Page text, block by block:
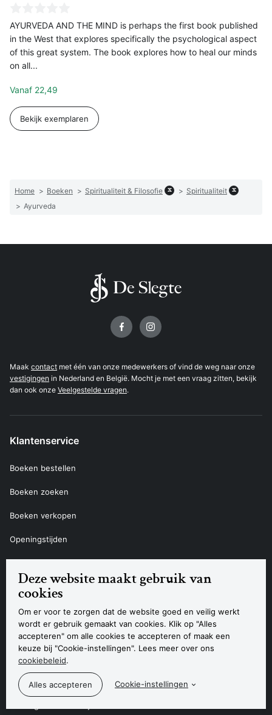
Deze website maakt gebruik van
cookies
Om er voor te zorgen dat de website goed en veilig werkt
wordt er gebruik gemaakt van cookies. Klik op "Alles
accepteren" om alle cookies te accepteren of maak een
keuze bij "Cookie-instellingen". Lees meer over ons
cookiebeleid.
Cookie-instellingen
AYURVEDA AND THE MIND is perhaps the first book published
in the West that explores specifically the psychological aspect
of this great system. The book explores how to heal our minds
on all...
Vanaf 22,49
Bekijk exemplaren
Home > Boeken > Spiritualiteit & Filosofie x > Spiritualiteit x
> Ayurveda
Maak contact met één van onze medewerkers of vind de weg naar onze
vestigingen in Nederland en België. Mocht je met een vraag zitten, bekijk
dan ook onze Veelgestelde vragen.
Klantenservice
Boeken bestellen
Boeken zoeken
Boeken verkopen
Openingstijden
Retourneren
e-Books downloaden en installeren
Luisterboeken downloaden en installeren
Account aanmaken
Wachtwoord vergeten